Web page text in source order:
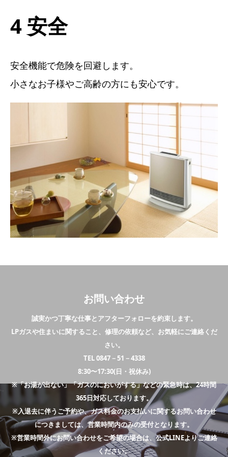
4 安全
安全機能で危険を回避します。
小さなお子様やご高齢の方にも安心です。
お問い合わせ
誠実かつ丁寧な仕事とアフターフォローを約束します。
LPガスや住まいに関すること、修理の依頼など、お気軽にご連絡くだ
さい。
TEL 0847－51－4338
8:30〜17:30(日・祝休み)
※「お湯が出ない」「ガスのにおいがする」などの緊急時は、24時間
365日対応しております。
※入退去に伴うご予約や、ガス料金のお支払いに関するお問い合わせ
につきましては、営業時間内のみの受付となります。
※営業時間外にお問い合わせをご希望の場合は、公式LINEよりご連絡
ください。